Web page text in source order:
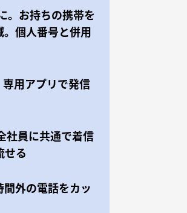
。お持ちの携帯を
個人番号と併用
用アプリで発信
社員に共通で着信
せる
外の電話をカッ